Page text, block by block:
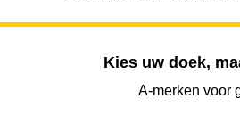
Kies uw doek,
A-merken voor